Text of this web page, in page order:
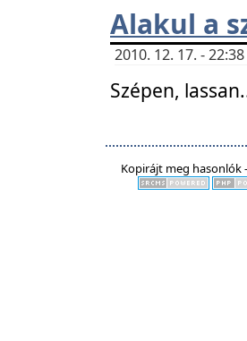
Alakul a
2010. 12. 17. -
Szépen,
Kopirájt meg hasonlók